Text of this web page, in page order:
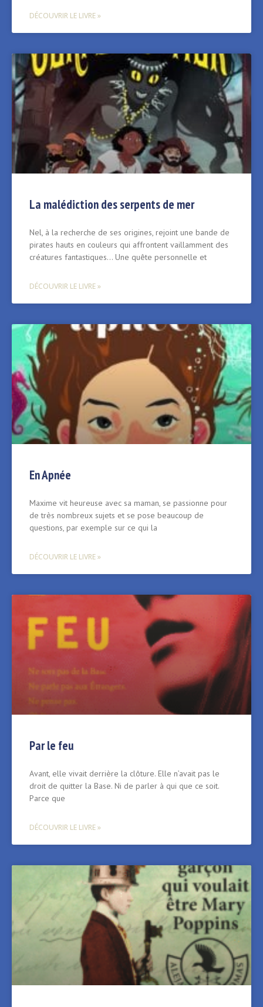
DÉCOUVRIR LE LIVRE »
La malédiction des serpents de mer
Nel, à la recherche de ses origines, rejoint une bande de
pirates hauts en couleurs qui affrontent vaillamment des
créatures fantastiques… Une quête personnelle et
DÉCOUVRIR LE LIVRE »
En Apnée
Maxime vit heureuse avec sa maman, se passionne pour
de très nombreux sujets et se pose beaucoup de
questions, par exemple sur ce qui la
DÉCOUVRIR LE LIVRE »
Par le feu
Avant, elle vivait derrière la clôture. Elle n’avait pas le
droit de quitter la Base. Ni de parler à qui que ce soit.
Parce que
DÉCOUVRIR LE LIVRE »